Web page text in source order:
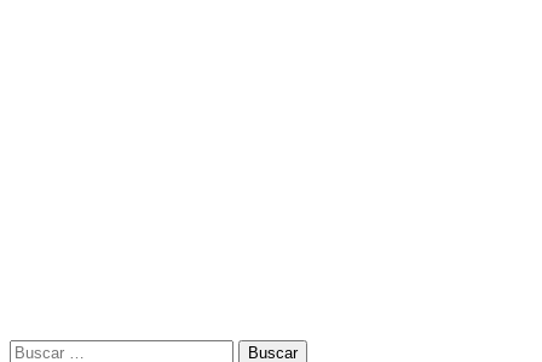
Buscar: